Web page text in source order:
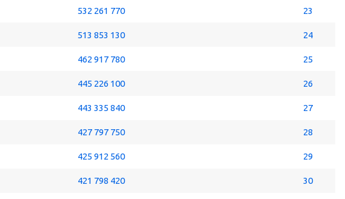
532 261 770 23
513 853 130 24
462 917 780 25
445 226 100 26
443 335 840 27
427 797 750 28
425 912 560 29
421 798 420 30